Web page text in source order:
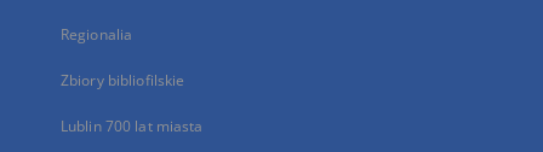
Regionalia
Zbiory bibliofilskie
Lublin 700 lat miasta